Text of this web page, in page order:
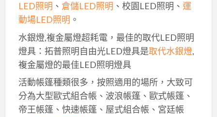
LED照明 、 倉儲LED照明 、校園LED照明、 運
動場LED照明 。
水銀燈,複金屬燈超耗電，最佳的取代LED照明
燈具：拓普照明自由光LED燈具是取代水銀燈,
複金屬燈的最佳LED照明燈具
活動帳篷種類很多，按照適用的場所，大致可
分為大型歐式組合帳、波浪帳篷、歐式帳篷、
帝王帳篷、快速帳篷、屋式組合帳、宮廷帳